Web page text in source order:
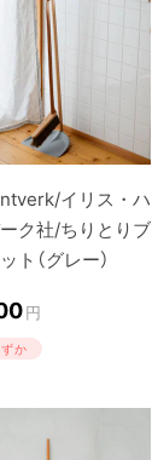
イリス・ハ
ク社/ちりとりブ
ト（グレー）
円
か